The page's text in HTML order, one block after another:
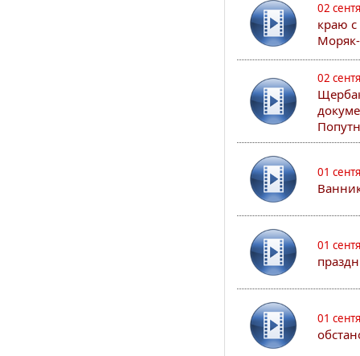
02
краю
02
01
01
01